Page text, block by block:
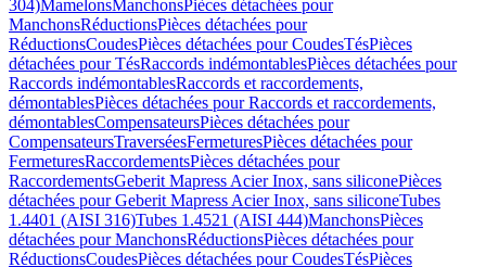
304)MamelonsManchonsPièces détachées pour
ManchonsRéductionsPièces détachées pour
RéductionsCoudesPièces détachées pour CoudesTésPièces
détachées pour TésRaccords indémontablesPièces détachées pour
Raccords indémontablesRaccords et raccordements,
démontablesPièces détachées pour Raccords et raccordements,
démontablesCompensateursPièces détachées pour
CompensateursTraverséesFermeturesPièces détachées pour
FermeturesRaccordementsPièces détachées pour
RaccordementsGeberit Mapress Acier Inox, sans siliconePièces
détachées pour Geberit Mapress Acier Inox, sans siliconeTubes
1.4401 (AISI 316)Tubes 1.4521 (AISI 444)ManchonsPièces
détachées pour ManchonsRéductionsPièces détachées pour
RéductionsCoudesPièces détachées pour CoudesTésPièces